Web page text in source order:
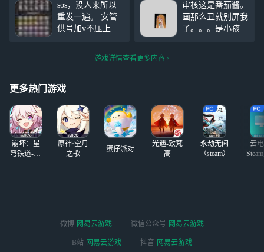
礼温设定权
威！！！
C渔女或者调香的、夫人的伊
莎贝拉、记者的联动小玉和
华生小姐两个任意一个）
sos，没人来所以
重发一遍。 安管
供号加v不压上下
索外都不能用，体
验卡仅限体验不可
注，没删贴就是还
审核这是番茄酱。
画那么丑就别屏我
了。。。是小孩子
我板绘不尽人
意。。。
游戏详情查看更多内容
更多热门游戏
崩坏：星
穹铁道-4.4
原神·空月
之歌
蛋仔派对
光遇-致梵
高
永劫无间
（steam）
云
微博 网易云游戏 微信公众号 网易云游戏
B站 网易云游戏 抖音 网易云游戏